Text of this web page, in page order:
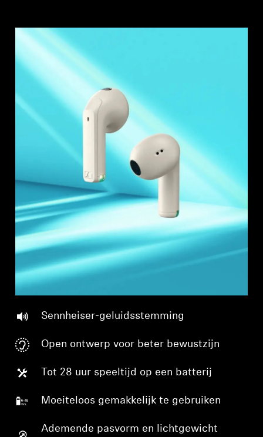
Sound Space
Support
Professioneel
Sennheiser-geluidsstemming
Open ontwerp voor beter bewustzijn
Tot 28 uur speeltijd op een batterij
Moeiteloos gemakkelijk te gebruiken
Ademende pasvorm en lichtgewicht